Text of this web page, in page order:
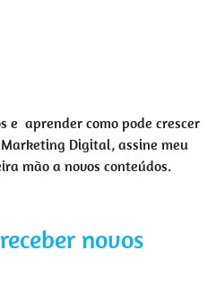
e aprender como pode crescer
Digital, assine meu
mão a novos conteúdos.
novos